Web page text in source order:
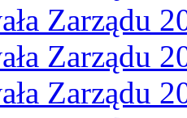
Zarządu
Zarządu
Zarządu